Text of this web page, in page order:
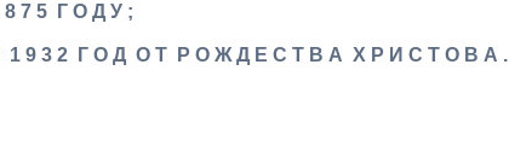
7 5 Г О Д У ;
9 3 2 Г О Д О Т Р О Ж Д Е С Т В А Х Р И С Т О В А .